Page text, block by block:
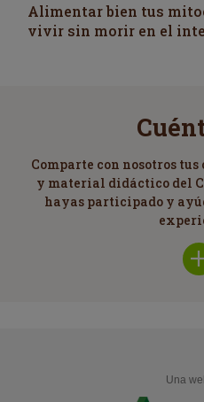
Alimentar bien tus
vivir sin morir en el
Comparte con nosotros
y material didáctico del
hayas participado y
Una